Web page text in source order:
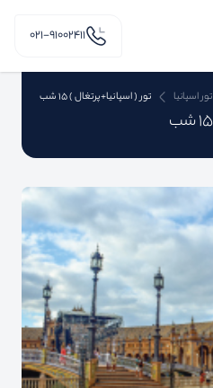
۰۲۱-91002411
تور اسپانیا تور ( اسپانیا+پرتغال ) 15 شب